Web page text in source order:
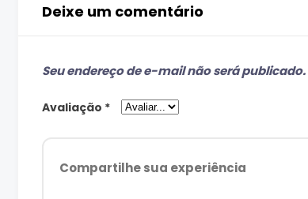
Deixe um comentário
Seu endereço de e-mail não será publicado.
Avaliação *